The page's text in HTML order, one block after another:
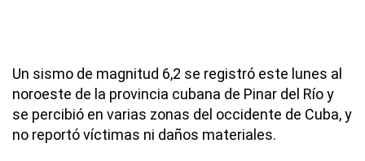
Un sismo de magnitud 6,2 se registró este lunes al
noroeste de la provincia cubana de Pinar del Río y
se percibió en varias zonas del occidente de Cuba, y
no reportó víctimas ni daños materiales.